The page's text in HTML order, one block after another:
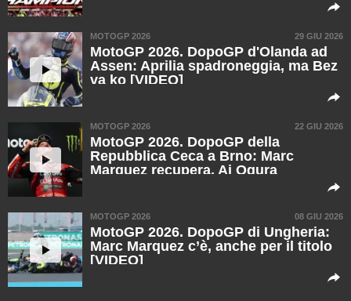
MOTOGP 2026 29 GIU 2026
MotoGP 2026. DopoGP d'Olanda ad
Assen: Aprilia spadroneggia, ma Bez
va ko [VIDEO]
MOTOGP 2026 22 GIU 2026
MotoGP 2026. DopoGP della
Repubblica Ceca a Brno: Marc
Marquez recupera, Ai Ogura
MOTOGP 2026 08 GIU 2026
MotoGP 2026. DopoGP di Ungheria:
Marc Marquez c’è, anche per il titolo
[VIDEO]